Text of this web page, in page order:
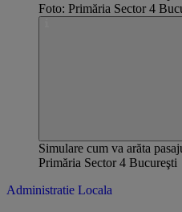
Simulare cum va arăta
Primăria Sector 4 Bucureşti
Administratie Locala